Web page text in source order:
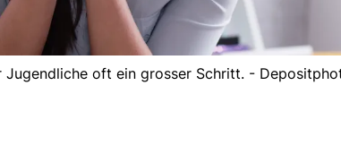
oft ein grosser Schritt. -